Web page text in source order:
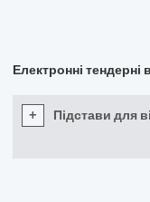
Електронні тендерні
+ Підстави для